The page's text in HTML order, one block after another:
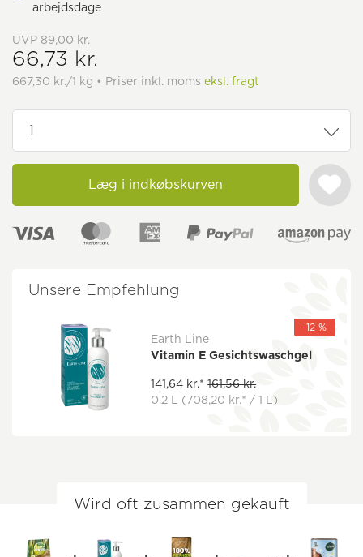
arbejdsdage
UVP 89,00 kr.
66,73 kr.
667,30 kr./1 kg • Priser inkl. moms eksl. fragt
Læg i indkøbskurven
Unsere Empfehlung
-12 %
Earth Line
Vitamin E Gesichtswaschgel
141,64 kr.* 161,56 kr.
0.2 L (708,20 kr.* / 1 L)
Wird oft zusammen gekauft